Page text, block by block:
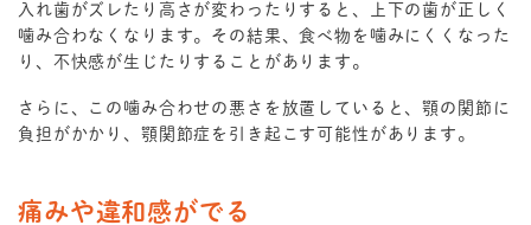
入れ歯がズレたり高さが変わったりすると、上下の歯が正しく
噛み合わなくなります。その結果、食べ物を噛みにくくなった
り、不快感が生じたりすることがあります。
さらに、この噛み合わせの悪さを放置していると、顎の関節に
負担がかかり、顎関節症を引き起こす可能性があります。
痛みや違和感がでる